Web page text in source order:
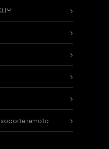
remoto